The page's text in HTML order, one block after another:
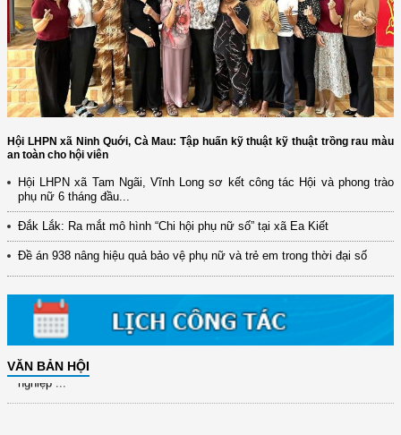
Hội LHPN xã Ninh Quới, Cà Mau: Tập huấn kỹ thuật kỹ thuật trồng rau màu
an toàn cho hội viên
Hội LHPN xã Tam Ngãi, Vĩnh Long sơ kết công tác Hội và phong trào
phụ nữ 6 tháng đầu...
Đắk Lắk: Ra mắt mô hình “Chi hội phụ nữ số” tại xã Ea Kiết
Đề án 938 nâng hiệu quả bảo vệ phụ nữ và trẻ em trong thời đại số
VĂN BẢN HỘI
(12/TB-HĐKH) V/v đăng ký, đề xuất nhiệm vụ Khoa học, công nghệ và
đổi mới ...
(898/KH/ĐCT) Kế hoạch thực hiện Quyết định số 2415/QĐ-TTg ngày
31/10/2025 ...
(891/KH-ĐCT) Kế hoạch thực hiện Nghị quyết số 72-NQ/TW ngày
9/9/2025 của Bộ ...
nghiệp ...